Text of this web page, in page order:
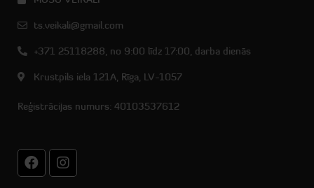
ts.veikali@gmail.com
+371 25118288, no 9:00 līdz 17:00, darba dienās
Krustpils iela 121A, Rīga, LV-1057
Reģistrācijas numurs: 40103537612